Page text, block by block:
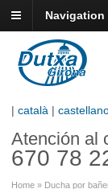
Navigation
| català |
Atención al
670 78
Home » Ducha por